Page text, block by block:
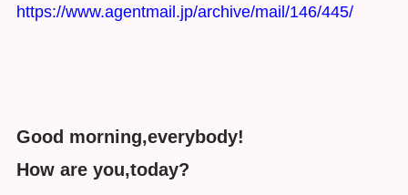
https://www.agentmail.jp/archive/mail/146/445/
Good morning,everybody!
How are you,today?